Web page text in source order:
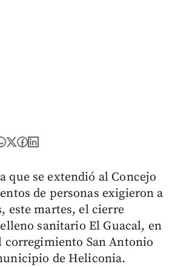
que se extendió al Concejo
de personas exigieron a
este martes, el cierre
sanitario El Guacal, en
San Antonio
de Heliconia.